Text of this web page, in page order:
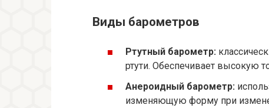
Виды барометров
Ртутный барометр:
ртути. Обеспечивает высокую
Анероидный барометр:
изменяющую форму при